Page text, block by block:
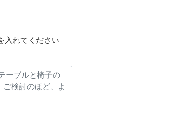
入れてください